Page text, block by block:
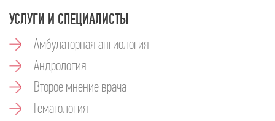
УСЛУГИ И СПЕЦИАЛИСТЫ
Амбулаторная ангиология
Андрология
Второе мнение врача
Гематология